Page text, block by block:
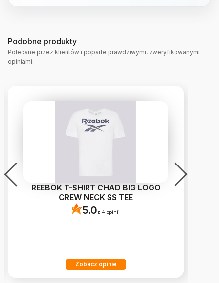
Podobne produkty
Polecane przez klientów i poparte prawdziwymi, zweryfikowanymi
opiniami.
REEBOK T-SHIRT CHAD BIG LOGO
CREW NECK SS TEE
5.0z 4 opinii
Zobacz opinie